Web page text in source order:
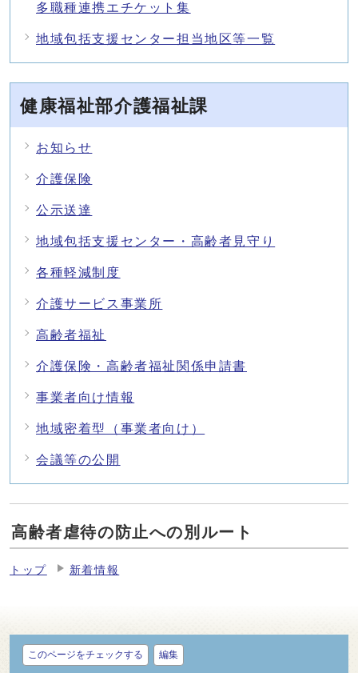
多職種連携エチケット集
地域包括支援センター担当地区等一覧
健康福祉部介護福祉課
お知らせ
介護保険
公示送達
地域包括支援センター・高齢者見守り
各種軽減制度
介護サービス事業所
高齢者福祉
介護保険・高齢者福祉関係申請書
事業者向け情報
地域密着型（事業者向け）
会議等の公開
高齢者虐待の防止への別ルート
トップ 新着情報
このページをチェックする 編集